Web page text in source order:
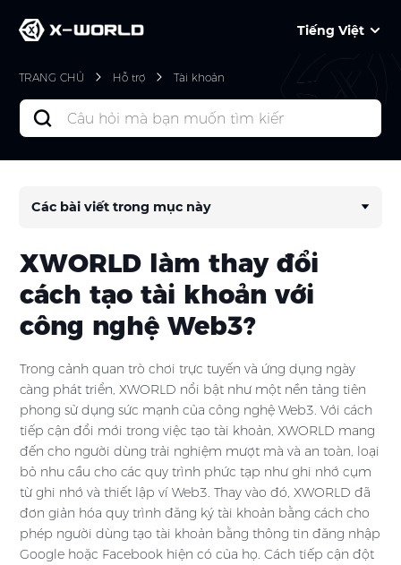
Tiếng Việt
TRANG CHỦ Hỗ trợ Tài khoản
Các bài viết trong mục này
XWORLD làm thay đổi
cách tạo tài khoản với
công nghệ Web3?
Trong cảnh quan trò chơi trực tuyến và ứng dụng ngày
càng phát triển, XWORLD nổi bật như một nền tảng tiên
phong sử dụng sức mạnh của công nghệ Web3. Với cách
tiếp cận đổi mới trong việc tạo tài khoản, XWORLD mang
đến cho người dùng trải nghiệm mượt mà và an toàn, loại
bỏ nhu cầu cho các quy trình phức tạp như ghi nhớ cụm
từ ghi nhớ và thiết lập ví Web3. Thay vào đó, XWORLD đã
đơn giản hóa quy trình đăng ký tài khoản bằng cách cho
phép người dùng tạo tài khoản bằng thông tin đăng nhập
Google hoặc Facebook hiện có của họ. Cách tiếp cận đột